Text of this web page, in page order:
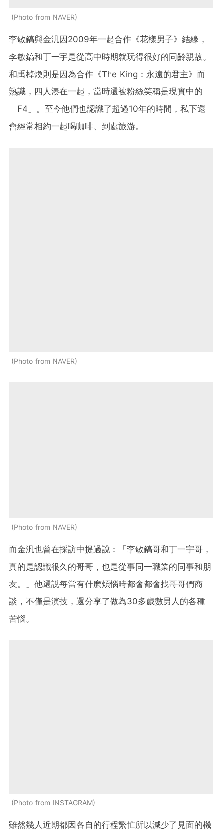
Photo from NAVER
李敏鎬與金汎因2009年一起合作《花樣男子》結緣，
李敏鎬和丁一宇是從高中時期就玩得很好的同齡親故。
和禹棹煥則是因為合作《The King：永遠的君主》而
熟識，四人湊在一起，當時還被粉絲笑稱是現實中的
「F4」。至今他們也認識了超過10年的時間，私下還
會經常相約一起喝咖啡、到處旅游。
Photo from NAVER
Photo from NAVER
而金汎也曾在採訪中提過說：「李敏鎬哥和丁一宇哥，
真的是認識很久的哥哥，也是從事同一職業的同事和朋
友。」他還説每當有什麽煩惱時都會都會找哥哥們商
談，不僅是演技，還分享了做為30多歲數男人的各種
苦惱。
Photo from INSTAGRAM
雖然幾人近期都因各自的行程繁忙所以減少了見面的機